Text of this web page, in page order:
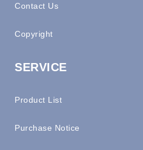
Contact Us
Copyright
SERVICE
Product List
Purchase Notice